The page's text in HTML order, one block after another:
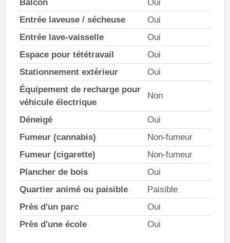
Balcon
Oui
Entrée laveuse / sécheuse
Oui
Entrée lave-vaisselle
Oui
Espace pour tététravail
Oui
Stationnement extérieur
Oui
Équipement de recharge pour
véhicule électrique
Non
Déneigé
Oui
Fumeur (cannabis)
Non-fumeur
Fumeur (cigarette)
Non-fumeur
Plancher de bois
Oui
Quartier animé ou paisible
Paisible
Près d'un parc
Oui
Près d'une école
Oui